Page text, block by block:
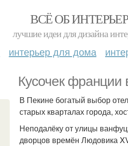
ВСЁ ОБ
лучшие идеи для дизайна
интерьер для дома
Кусочек франции
В Пекине богатый выбор
старых кварталах города,
Неподалёку от улицы
дворцов времён Людовика